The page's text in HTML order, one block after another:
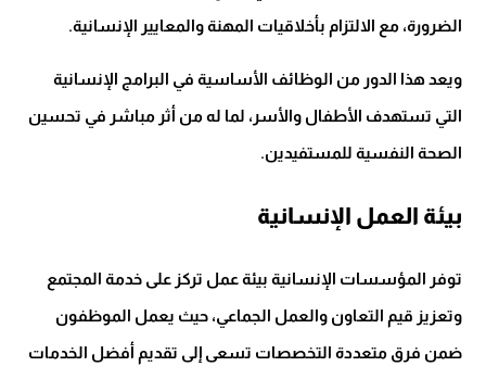
الضرورة، مع الالتزام بأخلاقيات المهنة والمعايير الإنسانية.
ويعد هذا الدور من الوظائف الأساسية في البرامج الإنسانية
التي تستهدف الأطفال والأسر، لما له من أثر مباشر في تحسين
الصحة النفسية للمستفيدين.
بيئة العمل الإنسانية
توفر المؤسسات الإنسانية بيئة عمل تركز على خدمة المجتمع
وتعزيز قيم التعاون والعمل الجماعي، حيث يعمل الموظفون
ضمن فرق متعددة التخصصات تسعى إلى تقديم أفضل الخدمات